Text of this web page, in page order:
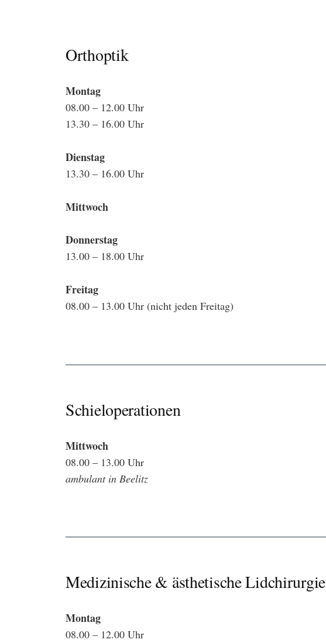
Orthoptik
Montag
08.00 – 12.00 Uhr
13.30 – 16.00 Uhr
Dienstag
13.30 – 16.00 Uhr
Mittwoch
Donnerstag
13.00 – 18.00 Uhr
Freitag
08.00 – 13.00 Uhr (nicht jeden Freitag)
Schieloperationen
Mittwoch
08.00 – 13.00 Uhr
ambulant in Beelitz
Medizinische & ästhetische Lidchirurgie
Montag
08.00 – 12.00 Uhr